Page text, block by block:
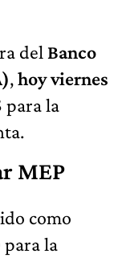
del Banco
,hoyviernes
para la
MEP
como
para la